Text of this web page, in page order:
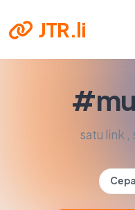
JTR.li
satu link